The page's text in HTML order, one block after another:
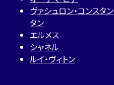
ヴァシュロン・コンスタン
タン
エルメス
シャネル
ルイ・ヴィトン